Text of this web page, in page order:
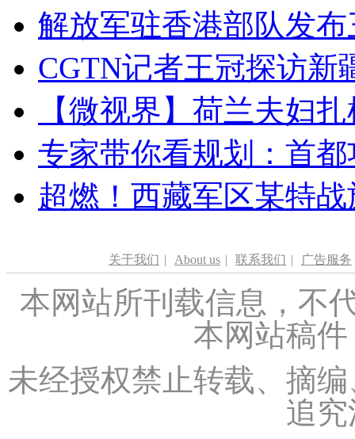
解放军驻香港部队发
CGTN记者王冠探访新
【微视界】荷兰夫妇
专家带你看规划：首
超燃！西藏军区某特
关于我们 | About us | 联系我们 | 广告服务
本网站所刊载信息，不
本网站稿
未经授权禁止转载、摘
追